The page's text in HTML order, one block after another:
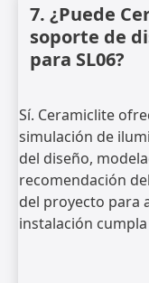
7. ¿Puede
soporte de
para SL06?
Sí. Ceramiclite
simulación de
del diseño,
recomendación
del proyecto para
instalación